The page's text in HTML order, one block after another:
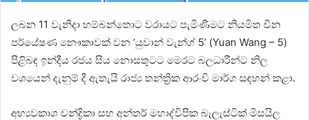
ලබන 11 වැනිදා හම්බන්තොට වරායට පැමිණීමට නියමිත චීන
පර්යේෂණ නෞකාවක් වන ‘යුවාන් වැන්ග් 5’ (Yuan Wang – 5)
පිළිබඳ ඉන්දීය රජය සිය නොසතුටට මෙරට බලධාරීන්ට නිල
වශයෙන් දැනුම් දී ඇතැයි රාජ්‍ය තන්ත්‍රික ආරංචි මාර්ග සඳහන් කළා.
අභ්‍යවකාශ චන්ද්‍රිකා සහ අන්තර් මහාද්විපික බැලැස්ටික් මිසයිල